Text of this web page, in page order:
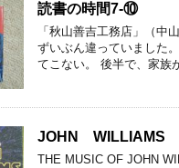
読書の時間7-⑩
「秋山善吉工務店」（中
ずいぶん違っていました
てこない。 後半で、家族
JOHN WILLIAMS
THE MUSIC OF JOHN